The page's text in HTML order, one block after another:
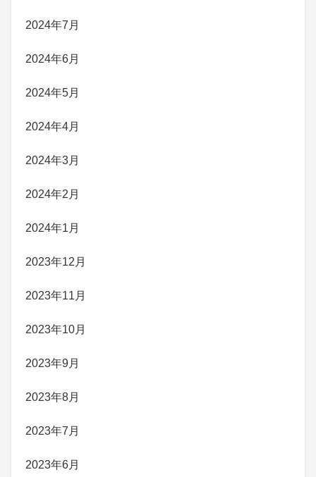
2024年7月
2024年6月
2024年5月
2024年4月
2024年3月
2024年2月
2024年1月
2023年12月
2023年11月
2023年10月
2023年9月
2023年8月
2023年7月
2023年6月